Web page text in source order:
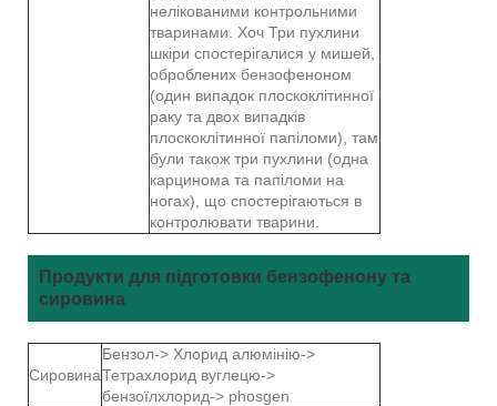
нелікованими контрольними
тваринами. Хоч Три пухлини
шкіри спостерігалися у мишей,
оброблених бензофеноном
(один випадок плоскоклітинної
раку та двох випадків
плоскоклітинної папіломи), там
були також три пухлини (одна
карцинома та папіломи на
ногах), що спостерігаються в
контролювати тварини.
Продукти для підготовки бензофенону та
сировина
Сировина
Бензол-> Хлорид алюмінію->
Тетрахлорид вуглецю->
бензоїлхлорид-> phosgen